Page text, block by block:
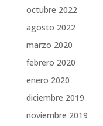
octubre 2022
agosto 2022
marzo 2020
febrero 2020
enero 2020
diciembre 2019
noviembre 2019